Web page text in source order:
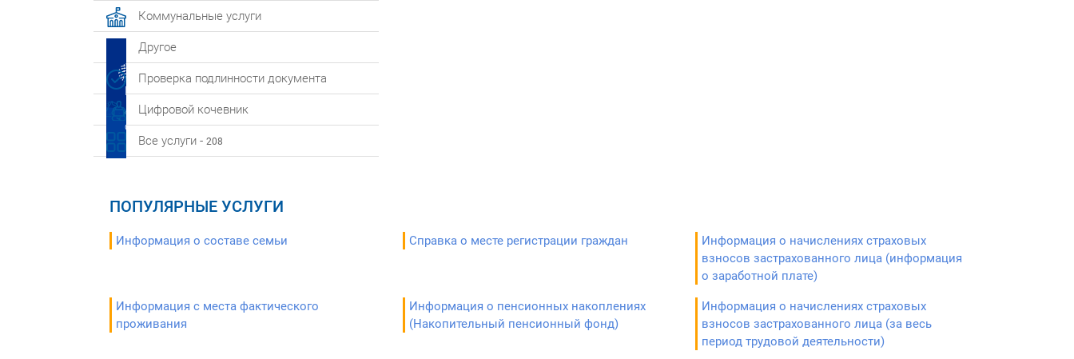
Коммунальные услуги
Другое
Проверка подлинности документа
Цифровой кочевник
Все услуги - 208
ПОПУЛЯРНЫЕ УСЛУГИ
Информация о составе семьи Справка о месте регистрации граждан
Информация о начислениях страховых
взносов застрахованного лица (информация
о заработной плате)
Информация с места фактического
проживания
Информация о пенсионных накоплениях
(Накопительный пенсионный фонд)
Информация о начислениях страховых
взносов застрахованного лица (за весь
период трудовой деятельности)